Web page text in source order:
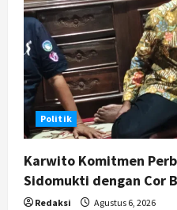
Politik
Karwito Komitmen
Sidomukti dengan Cor
Redaksi Agustus 6, 2026